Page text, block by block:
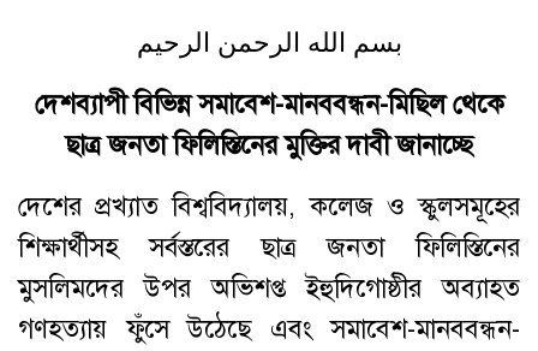
بسم الله الرحمن الرحيم
দেশব্যাপী বিভিন্ন সমাবেশ-মানববন্ধন-মিছিল থেকে
ছাত্র জনতা ফিলিস্তিনের মুক্তির দাবী জানাচ্ছে
দেশের প্রখ্যাত বিশ্ববিদ্যালয়, কলেজ ও স্কুলসমূহের
শিক্ষার্থীসহ সর্বস্তরের ছাত্র জনতা ফিলিস্তিনের
মুসলিমদের উপর অভিশপ্ত ইহুদিগোষ্ঠীর অব্যাহত
গণহত্যায় ফুঁসে উঠেছে এবং সমাবেশ-মানববন্ধন-